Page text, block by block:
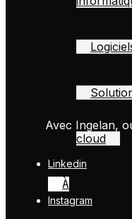
cloud
À
Avec Ingelan,
Linkedin
Instagram